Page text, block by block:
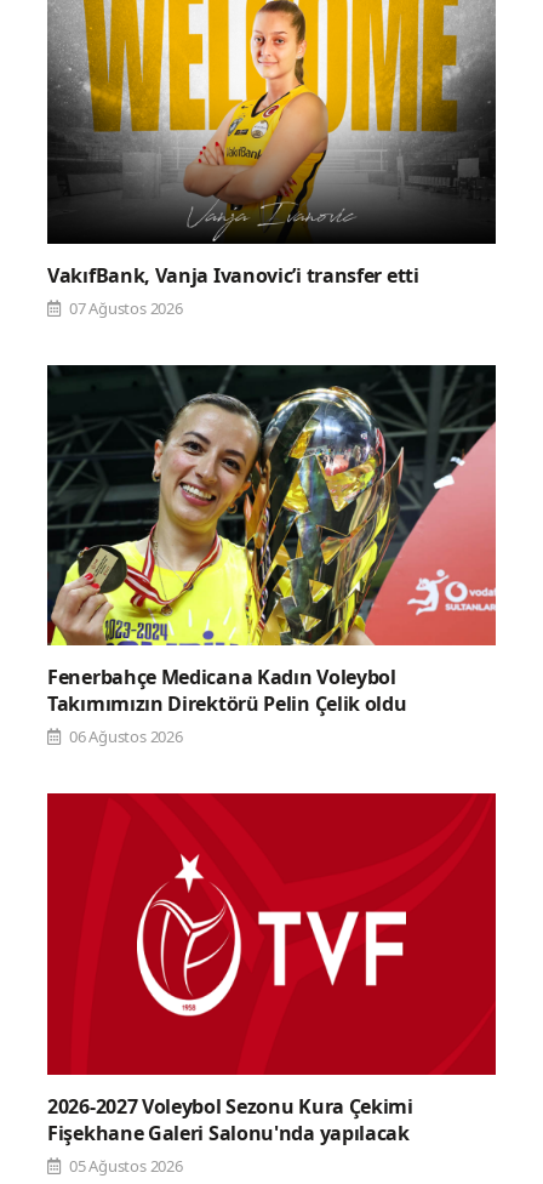
VakıfBank, Vanja Ivanovic’i transfer etti
07 Ağustos 2026
Fenerbahçe Medicana Kadın Voleybol
Takımımızın Direktörü Pelin Çelik oldu
06 Ağustos 2026
2026-2027 Voleybol Sezonu Kura Çekimi
Fişekhane Galeri Salonu'nda yapılacak
05 Ağustos 2026